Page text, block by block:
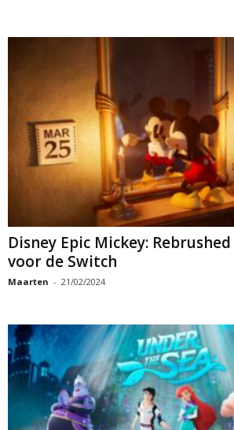
Disney Epic Mickey:
voor de Switch
Maarten - 21/02/2024